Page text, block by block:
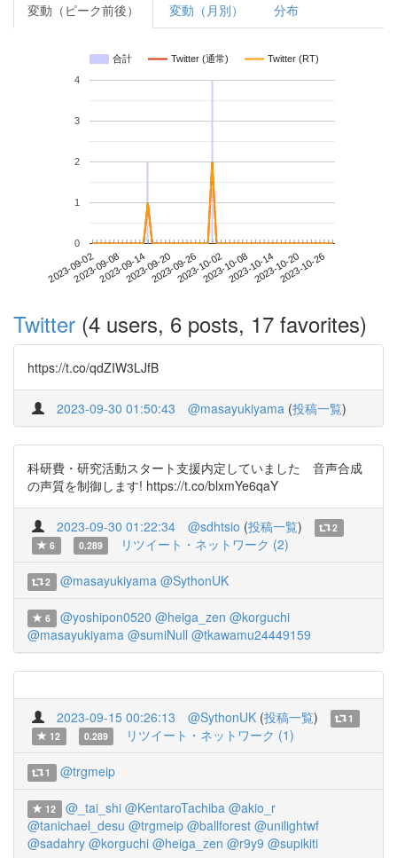
変動（ピーク前後） 変動（月別） 分布
合計 Twitter (通常) Twitter (RT)
2023-09-022023-09-082023-09-142023-09-202023-09-262023-10-022023-10-082023-10-142023-10-202023-10-26
0
1
2
3
4
Twitter (4 users, 6 posts, 17 favorites)
https://t.co/qdZIW3LJfB
2023-09-30 01:50:43 @masayukiyama (投稿一覧)
科研費・研究活動スタート支援内定していました 音声合成
の声質を制御します! https://t.co/blxmYe6qaY
2023-09-30 01:22:34 @sdhtsio (投稿一覧)
2
6
0.289 リツイート・ネットワーク (2)
2 @masayukiyama @SythonUK
6 @yoshipon0520 @heiga_zen @korguchi
@masayukiyama @sumiNull @tkawamu24449159
2023-09-15 00:26:13 @SythonUK (投稿一覧)
1
12
0.289 リツイート・ネットワーク (1)
1 @trgmeip
12 @_tai_shi @KentaroTachiba @akio_r
@tanichael_desu @trgmeip @ballforest @unilightwf
@sadahry @korguchi @heiga_zen @r9y9 @supikiti